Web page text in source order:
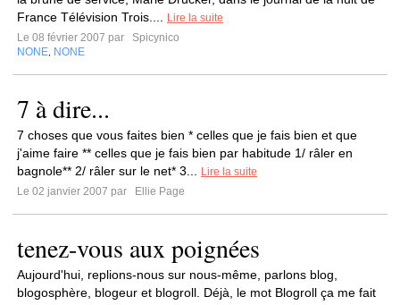
France Télévision Trois....
Lire la suite
Le 08 février 2007 par
Spicynico
NONE NONE
7 à dire...
7 choses que vous faites bien * celles que je fais bien et que
j'aime faire ** celles que je fais bien par habitude 1/ râler en
bagnole** 2/ râler sur le net* 3...
Lire la suite
Le 02 janvier 2007 par
Ellie Page
tenez-vous aux poignées
Aujourd'hui, replions-nous sur nous-même, parlons blog,
blogosphère, blogeur et blogroll. Déjà, le mot Blogroll ça me fait